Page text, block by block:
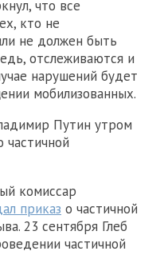
что все
кто не
не должен быть
отслеживаются и
нарушений будет
мобилизованных.
Путин утром
частичной
комиссар
приказ о частичной
23 сентября Глеб
частичной